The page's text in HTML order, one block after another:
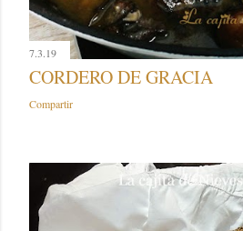
7.3.19
CORDERO DE GRACIA
Compartir